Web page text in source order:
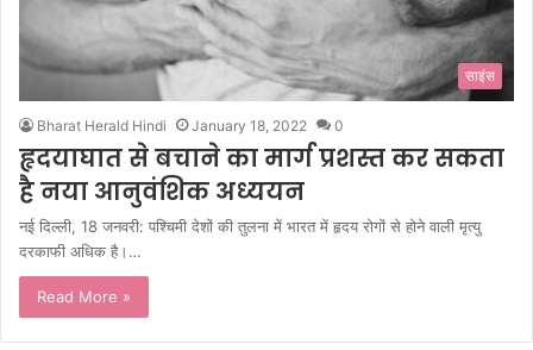
साइंस
Bharat Herald Hindi January 18, 2022 0
हृदयाघात से बचाने का मार्ग प्रशस्त कर सकता
है नया आनुवंशिक अध्ययन
नई दिल्ली, 18 जनवरी: पश्चिमी देशों की तुलना में भारत में हृदय रोगों से होने वाली मृत्यु
दरकाफी अधिक है।…
Read More »